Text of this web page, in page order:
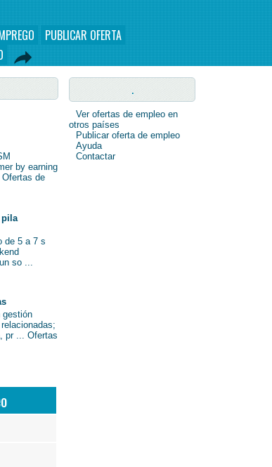
PUBLICAR OFERTA
by earning
de
pila
de 5 a 7 s
so ...
gestión
pr ... Ofertas
.
Ver ofertas de empleo en
otros países
Publicar oferta de empleo
Ayuda
Contactar